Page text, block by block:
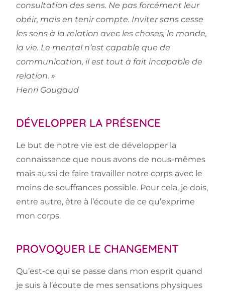
consultation des sens. Ne pas forcément leur
obéir, mais en tenir compte. Inviter sans cesse
les sens à la relation avec les choses, le monde,
la vie. Le mental n’est capable que de
communication, il est tout à fait incapable de
relation. »
Henri Gougaud
DÉVELOPPER LA PRÉSENCE
Le but de notre vie est de développer la
connaissance que nous avons de nous-mêmes
mais aussi de faire travailler notre corps avec le
moins de souffrances possible. Pour cela, je dois,
entre autre, être à l’écoute de ce qu’exprime
mon corps.
PROVOQUER LE CHANGEMENT
Qu’est-ce qui se passe dans mon esprit quand
je suis à l’écoute de mes sensations physiques